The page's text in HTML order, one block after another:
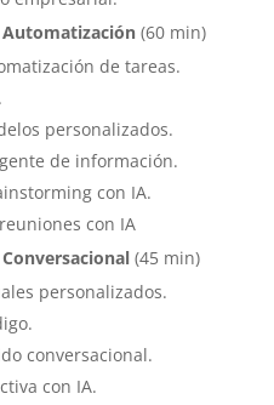
(60 min)
de tareas.
personalizados.
de información.
con IA.
con IA
(45 min)
personalizados.
conversacional.
con IA.